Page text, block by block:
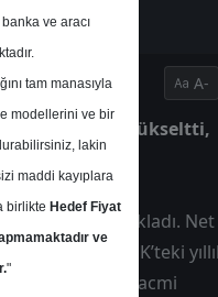
A-
289,9 TL'ye yükseltti,
TL net kâr açıkladı.
FAVÖK’teki
oldu. Satış hacmi
banka ve aracı
tam manasıyla
modellerini ve bir
lakin
maddi kayıplara
birlikte Hedef Fiyat
ve
"